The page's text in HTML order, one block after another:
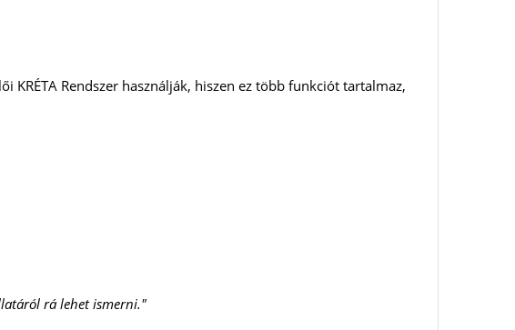
KRÉTA Rendszer használják, hiszen ez több funkciót tartalmaz,
rá lehet ismerni."